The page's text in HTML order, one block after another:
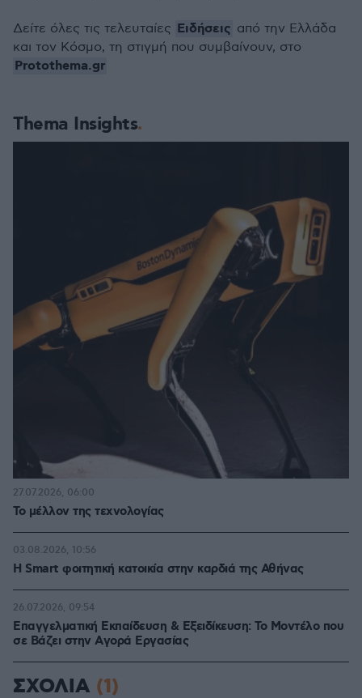
Thema Insights
Το μέλλον της τεχνολογίας
27.07.2026, 06:00
Η Smart φοιτητική κατοικία στην καρδιά της Αθήνας
03.08.2026, 10:56
Επαγγελματική Εκπαίδευση & Εξειδίκευση: Το Mοντέλο που
σε Bάζει στην Aγορά Eργασίας
26.07.2026, 09:54
Δείτε όλες τις τελευταίες Ειδήσεις από την Ελλάδα
και τον Κόσμο, τη στιγμή που συμβαίνουν, στο
Protothema.gr
ΣΧΟΛΙΑ (1)